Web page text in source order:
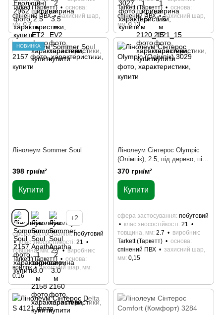
Tarkett (Таркетт)
основа
спінений ПВХ
захисний шар,
мм 0,2
Tarkett (Таркетт)
основа
спінений ПВХ
захисний шар,
мм 0.13
НОВИНКА
Лінолеум Sommer Soul
398 грн/м²
Купити
+2
сфера застосування побутовий
клас зносостійкості 21
товщина, мм 2.7
виробник
Tarkett (Таркетт)
основа
войлок
захисний шар, мм
0.16
Лінолеум Сінтерос Olympic
(Олімпік), 2.5, під дерево, під
плитку, під паркет, абстракція,
дитячий малюнок, цілим
рулоном
370 грн/м²
Купити
сфера застосування побутовий
клас зносостійкості 21
товщина, мм 2.7
виробник
Tarkett (Таркетт)
основа
спінений ПВХ
захисний шар,
мм 0,15